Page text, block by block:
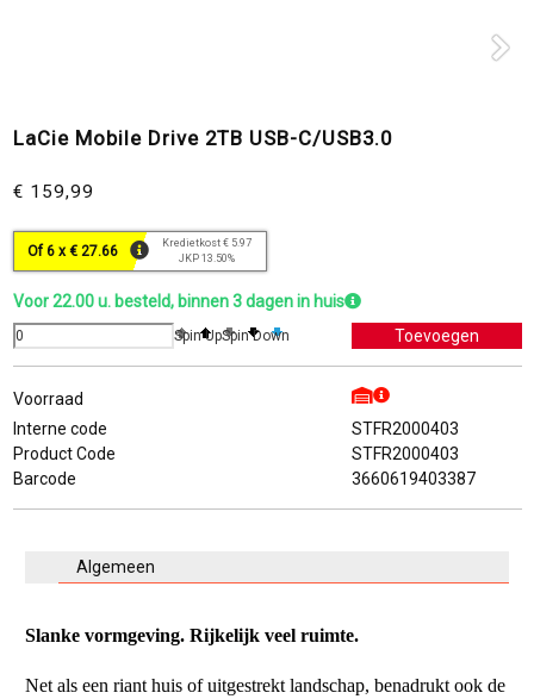
LaCie Mobile Drive 2TB USB-C/USB3.0
€ 159,99
Of 6 x € 27.66
Kredietkost € 5.97
JKP 13.50%
Voor 22.00 u. besteld, binnen 3 dagen in huis
Spin UpSpin Down
Voorraad
Interne code
STFR2000403
Product Code
STFR2000403
Barcode
3660619403387
Algemeen
Slanke vormgeving. Rijkelijk veel ruimte.
Net als een riant huis of uitgestrekt landschap, benadrukt ook de